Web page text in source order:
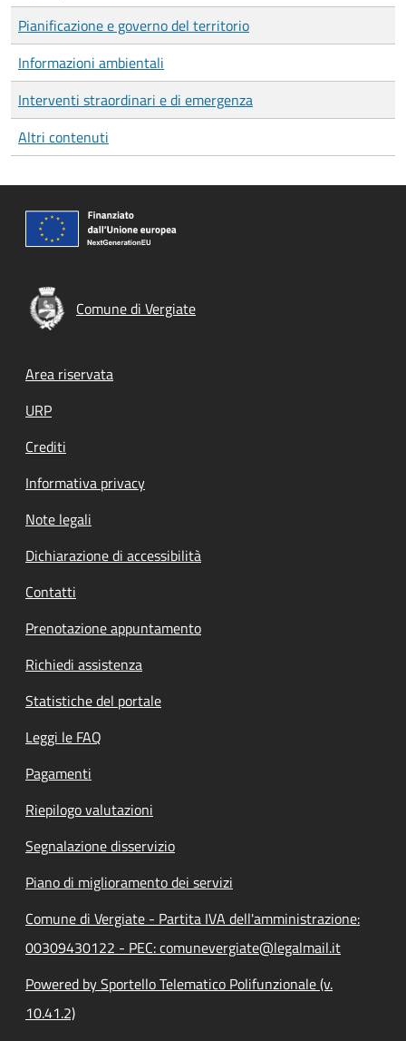
Pianificazione e governo del territorio
Informazioni ambientali
Interventi straordinari e di emergenza
Altri contenuti
Comune di Vergiate
Footer menu
Area riservata
URP
Crediti
Informativa privacy
Note legali
Dichiarazione di accessibilità
Contatti
Prenotazione appuntamento
Richiedi assistenza
Statistiche del portale
Leggi le FAQ
Pagamenti
Riepilogo valutazioni
Segnalazione disservizio
Piano di miglioramento dei servizi
Comune di Vergiate - Partita IVA dell'amministrazione:
00309430122 - PEC: comunevergiate@legalmail.it
Powered by Sportello Telematico Polifunzionale (v.
10.41.2)